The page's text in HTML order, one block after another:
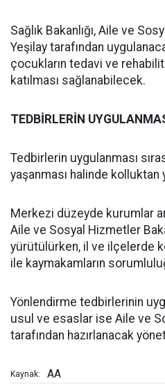
Sağlık Bakanlığı, Aile ve
Yeşilay tarafından
çocukların tedavi ve
katılması sağlanabilecek.
TEDBİRLERİN
Tedbirlerin uygulanması
yaşanması halinde
Merkezi düzeyde kurumlar
Aile ve Sosyal Hizmetler
yürütülürken, il ve ilçelerde
ile kaymakamların
Yönlendirme tedbirlerinin
usul ve esaslar ise Aile ve
tarafından hazırlanacak
Kaynak: AA